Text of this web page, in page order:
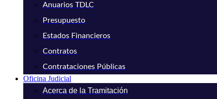
Anuarios TDLC
Presupuesto
Estados Financieros
Contratos
Contrataciones Públicas
Oficina Judicial
Acerca de la Tramitación